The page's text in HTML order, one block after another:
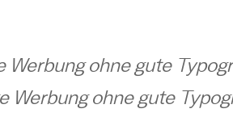
Werbung ohne gute
Werbung ohne gute